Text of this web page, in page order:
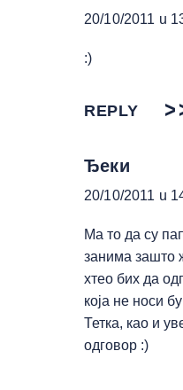
20/10/2011 u
:)
REPLY
Ђеки
20/10/2011 u
Ма то да су
занима зашто
хтео бих да
која не носи
Тетка, као и
одговор :)